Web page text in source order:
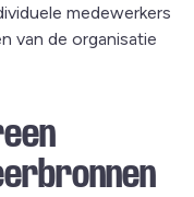
medewerkers
van de organisatie